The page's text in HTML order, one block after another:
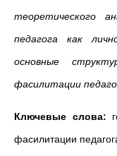
теоретического
педагога как
основные
фасилитации
Ключевые слова:
фасилитации